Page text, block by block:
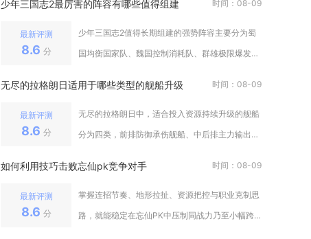
少年三国志2最厉害的阵容有哪些值得组建 时间：08-09
最新评测
8.6 分
少年三国志2值得长期组建的强势阵容主要分为蜀
国均衡国家队、魏国控制消耗队、群雄极限爆发队
无尽的拉格朗日适用于哪些类型的舰船升级 时间：08-09
最新评测
8.6 分
无尽的拉格朗日中，适合投入资源持续升级的舰船
分为四类，前排防御承伤舰船、中后排主力输出舰
如何利用技巧击败忘仙pk竞争对手 时间：08-09
最新评测
8.6 分
掌握连招节奏、地形拉扯、资源把控与职业克制思
路，就能稳定在忘仙PK中压制同战力乃至小幅跨